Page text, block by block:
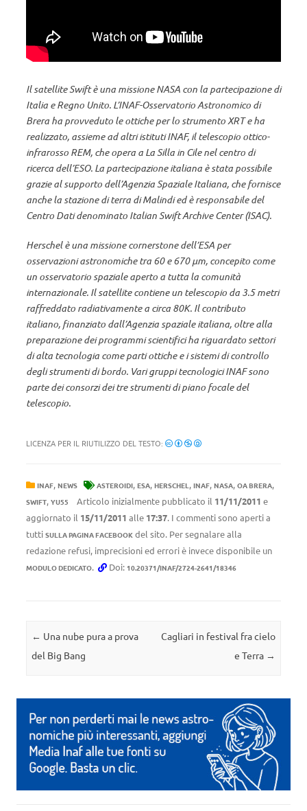
Il satellite Swift è una missione NASA con la partecipazione di
Italia e Regno Unito. L’INAF-Osservatorio Astronomico di
Brera ha provveduto le ottiche per lo strumento XRT e ha
realizzato, assieme ad altri istituti INAF, il telescopio ottico-
infrarosso REM, che opera a La Silla in Cile nel centro di
ricerca dell’ESO. La partecipazione italiana è stata possibile
grazie al supporto dell’Agenzia Spaziale Italiana, che fornisce
anche la stazione di terra di Malindi ed è responsabile del
Centro Dati denominato Italian Swift Archive Center (ISAC).
Herschel è una missione cornerstone dell’ESA per
osservazioni astronomiche tra 60 e 670 µm, concepito come
un osservatorio spaziale aperto a tutta la comunità
internazionale. Il satellite contiene un telescopio da 3.5 metri
raffreddato radiativamente a circa 80K. Il contributo
italiano, finanziato dall’Agenzia spaziale italiana, oltre alla
preparazione dei programmi scientifici ha riguardato settori
di alta tecnologia come parti ottiche e i sistemi di controllo
degli strumenti di bordo. Vari gruppi tecnologici INAF sono
parte dei consorzi dei tre strumenti di piano focale del
telescopio.
LICENZA PER IL RIUTILIZZO DEL TESTO:
INAF, NEWS ASTEROIDI, ESA, HERSCHEL, INAF, NASA, OA BRERA,
SWIFT, YU55 Articolo inizialmente pubblicato il 11/11/2011 e
aggiornato il 15/11/2011 alle 17:37. I commenti sono aperti a
tutti SULLA PAGINA FACEBOOK del sito. Per segnalare alla
redazione refusi, imprecisioni ed errori è invece disponibile un
MODULO DEDICATO. Doi: 10.20371/INAF/2724-2641/18346
Navigazione articolo
← Una nube pura a prova
del Big Bang
Cagliari in festival fra cielo
e Terra →